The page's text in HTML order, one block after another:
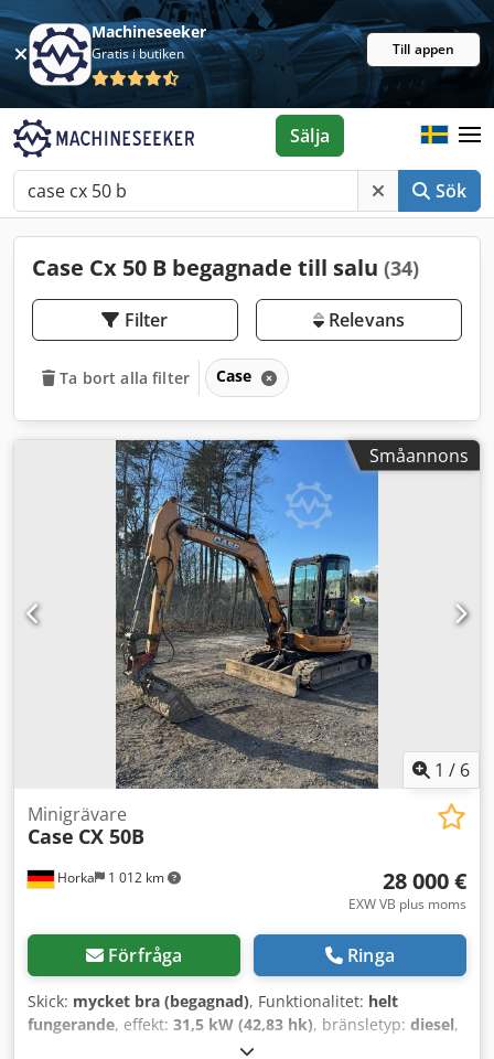
Machineseeker
Gratis i butiken Till appen
Sök
Sälja
Case Cx 50 B begagnade till salu (34)
Filter Relevans
Ta bort alla filter Case
Småannons
1 / 6
Horka 1 012 km
Minigrävare
Case CX 50B
28 000 €
EXW VB plus moms
Förfråga Ringa
Skick: mycket bra (begagnad), Funktionalitet: helt
fungerande, effekt: 31,5 kW (42,83 hk), bränsletyp: diesel,
4 945 kg